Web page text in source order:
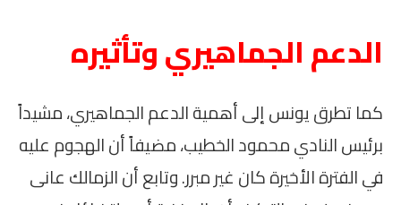
الدعم الجماهيري وتأثيره
كما تطرق يونس إلى أهمية الدعم الجماهيري، مشيداً
برئيس النادي محمود الخطيب، مضيفاً أن الهجوم عليه
في الفترة الأخيرة كان غير مبرر. وتابع أن الزمالك عانى